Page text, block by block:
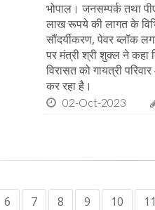
भोपाल। जनसम्पर्क तथा
लाख रूपये की लागत के
सौंदर्यीकरण, पेवर ब्लॉक
पर मंत्री श्री शुक्ल ने कहा
विरासत को गायत्री
कर रहा है।
02-Oct-2023
6 7 8 9 10